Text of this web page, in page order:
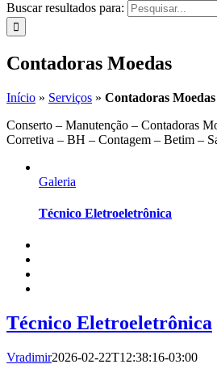
Buscar resultados para:
Contadoras Moedas
Início » Serviços » Contadoras Moedas
Conserto – Manutenção – Contadoras
Corretiva – BH – Contagem – Betim –
Galeria
Técnico Eletroeletrônica
Técnico Eletroeletrônica
Vradimir2026-02-22T12:38:16-03:00